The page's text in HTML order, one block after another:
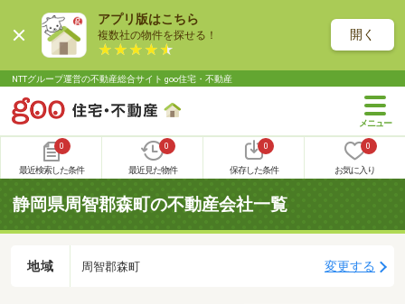
アプリ版はこちら
複数社の物件を探せる！ 開く
NTTグループ運営の不動産総合サイト goo住宅・不動産
0
最近検索した条件
0
最近見た物件
0
保存した条件
0
お気に入り
静岡県周智郡森町の不動産会社一覧
地域 周智郡森町 変更する